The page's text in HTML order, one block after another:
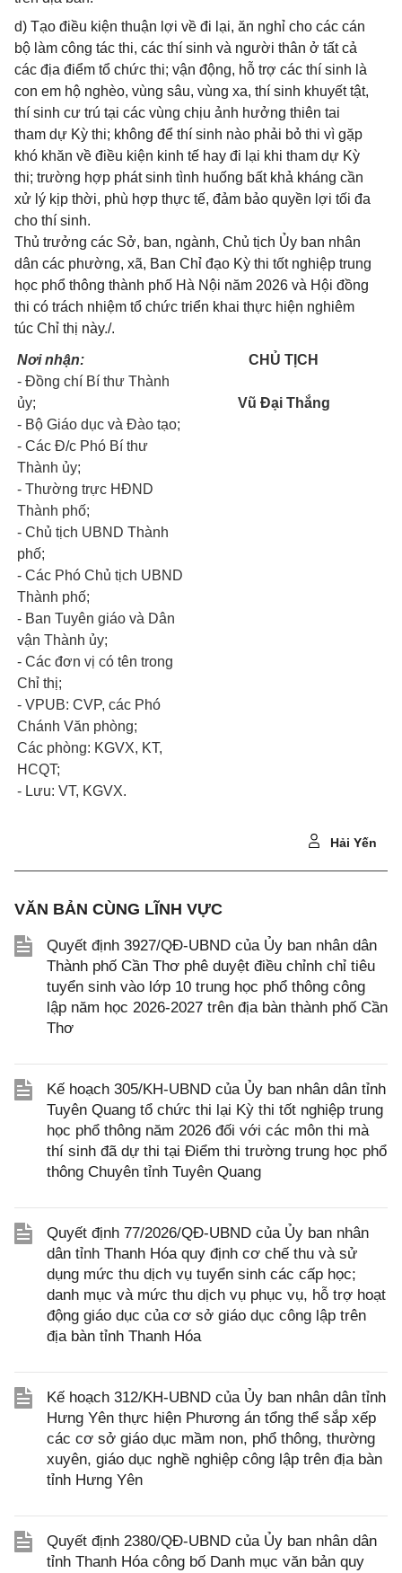
d) Tạo điều kiện thuận lợi về đi lại, ăn nghỉ cho các cán
bộ làm công tác thi, các thí sinh và người thân ở tất cả
các địa điểm tổ chức thi; vận động, hỗ trợ các thí sinh là
con em hộ nghèo, vùng sâu, vùng xa, thí sinh khuyết tật,
thí sinh cư trú tại các vùng chịu ảnh hưởng thiên tai
tham dự Kỳ thi; không để thí sinh nào phải bỏ thi vì gặp
khó khăn về điều kiện kinh tế hay đi lại khi tham dự Kỳ
thi; trường hợp phát sinh tình huống bất khả kháng cần
xử lý kịp thời, phù hợp thực tế, đảm bảo quyền lợi tối đa
cho thí sinh.
Thủ trưởng các Sở, ban, ngành, Chủ tịch Ủy ban nhân
dân các phường, xã, Ban Chỉ đạo Kỳ thi tốt nghiệp trung
học phổ thông thành phố Hà Nội năm 2026 và Hội đồng
thi có trách nhiệm tổ chức triển khai thực hiện nghiêm
túc Chỉ thị này./.
Nơi nhận:
- Đồng chí Bí thư Thành
ủy;
- Bộ Giáo dục và Đào tạo;
- Các Đ/c Phó Bí thư
Thành ủy;
- Thường trực HĐND
Thành phố;
- Chủ tịch UBND Thành
phố;
- Các Phó Chủ tịch UBND
Thành phố;
- Ban Tuyên giáo và Dân
vận Thành ủy;
- Các đơn vị có tên trong
Chỉ thị;
- VPUB: CVP, các Phó
Chánh Văn phòng;
Các phòng: KGVX, KT,
HCQT;
- Lưu: VT, KGVX.
CHỦ TỊCH
Vũ Đại Thắng
Hải Yến
VĂN BẢN CÙNG LĨNH VỰC
Quyết định 3927/QĐ-UBND của Ủy ban nhân dân
Thành phố Cần Thơ phê duyệt điều chỉnh chỉ tiêu
tuyển sinh vào lớp 10 trung học phổ thông công
lập năm học 2026-2027 trên địa bàn thành phố Cần
Thơ
Kế hoạch 305/KH-UBND của Ủy ban nhân dân tỉnh
Tuyên Quang tổ chức thi lại Kỳ thi tốt nghiệp trung
học phổ thông năm 2026 đối với các môn thi mà
thí sinh đã dự thi tại Điểm thi trường trung học phổ
thông Chuyên tỉnh Tuyên Quang
Quyết định 77/2026/QĐ-UBND của Ủy ban nhân
dân tỉnh Thanh Hóa quy định cơ chế thu và sử
dụng mức thu dịch vụ tuyển sinh các cấp học;
danh mục và mức thu dịch vụ phục vụ, hỗ trợ hoạt
động giáo dục của cơ sở giáo dục công lập trên
địa bàn tỉnh Thanh Hóa
Kế hoạch 312/KH-UBND của Ủy ban nhân dân tỉnh
Hưng Yên thực hiện Phương án tổng thể sắp xếp
các cơ sở giáo dục mầm non, phổ thông, thường
xuyên, giáo dục nghề nghiệp công lập trên địa bàn
tỉnh Hưng Yên
Quyết định 2380/QĐ-UBND của Ủy ban nhân dân
tỉnh Thanh Hóa công bố Danh mục văn bản quy